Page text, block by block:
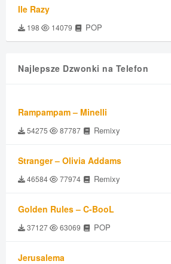
Ile Razy
198 14079 POP
Najlepsze Dzwonki na Telefon
Rampampam – Minelli
54275 87787 Remixy
Stranger – Olivia Addams
46584 77974 Remixy
Golden Rules – C-BooL
37127 63069 POP
Jerusalema